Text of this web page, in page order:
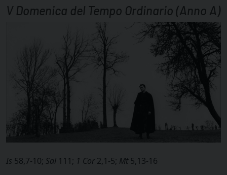
V Domenica del Tempo Ordinario (Anno A)
Is 58,7-10; Sal 111; 1 Cor2,1-5; Mt5,13-16